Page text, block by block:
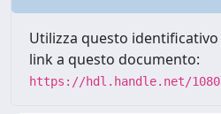
Utilizza questo
link a questo documento:
https://hdl.handle.net/